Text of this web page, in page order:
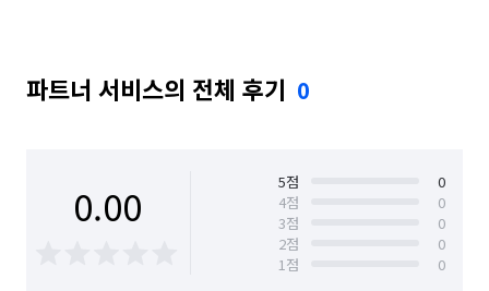
파트너 서비스의 전체 후기 0
0.00 5점
0
4점
0
3점
0
2점
0
1점
0